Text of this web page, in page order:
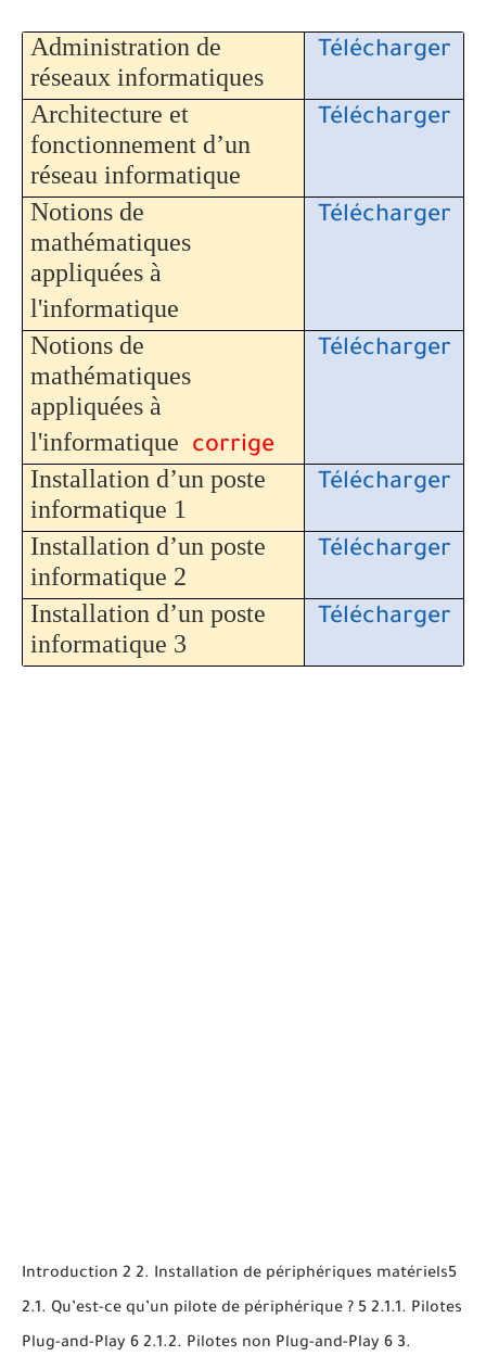
Administration de
réseaux informatiques
Télécharger
Architecture et
fonctionnement d’un
réseau informatique
Télécharger
Notions de
mathématiques
appliquées à
l'informatique
Télécharger
Notions de
mathématiques
appliquées à
l'informatique corrige
Télécharger
Installation d’un poste
informatique 1
Télécharger
Installation d’un poste
informatique 2
Télécharger
Installation d’un poste
informatique 3
Télécharger
Introduction 2 2. Installation de périphériques matériels5
2.1. Qu’est-ce qu’un pilote de périphérique ? 5 2.1.1. Pilotes
Plug-and-Play 6 2.1.2. Pilotes non Plug-and-Play 6 3.